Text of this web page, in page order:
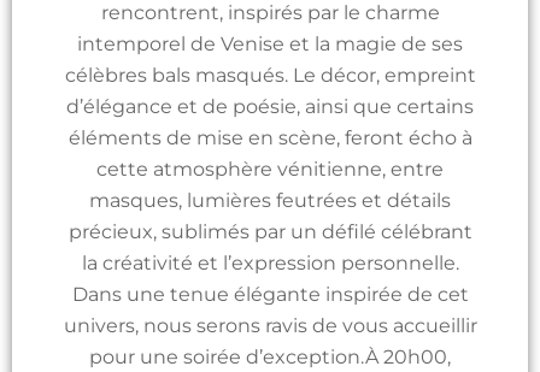
rencontrent, inspirés par le charme
intemporel de Venise et la magie de ses
célèbres bals masqués. Le décor, empreint
d’élégance et de poésie, ainsi que certains
éléments de mise en scène, feront écho à
cette atmosphère vénitienne, entre
masques, lumières feutrées et détails
précieux, sublimés par un défilé célébrant
la créativité et l’expression personnelle.
Dans une tenue élégante inspirée de cet
univers, nous serons ravis de vous accueillir
pour une soirée d’exception.À 20h00,